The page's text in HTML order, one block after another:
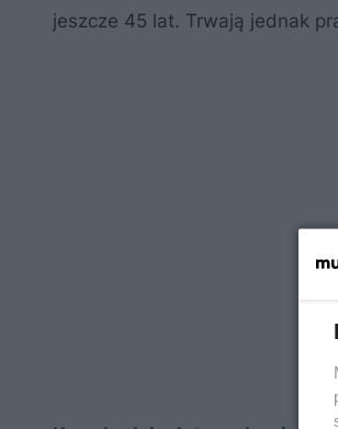
jeszcze 45 lat. Trwają jednak